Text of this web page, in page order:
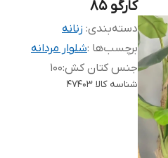
کارگو 85
دسته‌بندی: زنانه
برچسب‌ها :شلوار مردانه
جنس کتان کش:۱۰۰
شناسه کالا ۴۷۴۰۳